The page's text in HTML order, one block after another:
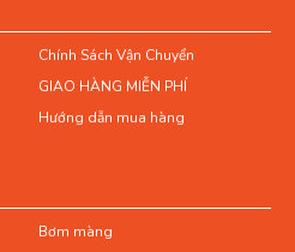
Chính Sách Vận Chuyển
GIAO HÀNG MIỄN PHÍ
Hướng dẫn mua hàng
Bơm màng